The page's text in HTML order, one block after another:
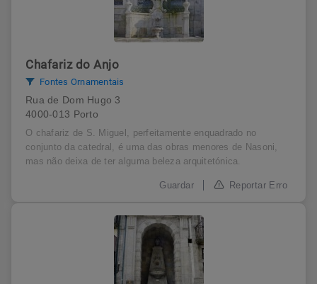
Chafariz do Anjo
Fontes Ornamentais
Rua de Dom Hugo 3
4000-013 Porto
O chafariz de S. Miguel, perfeitamente enquadrado no
conjunto da catedral, é uma das obras menores de Nasoni,
mas não deixa de ter alguma beleza arquitetónica.
Reportar Erro